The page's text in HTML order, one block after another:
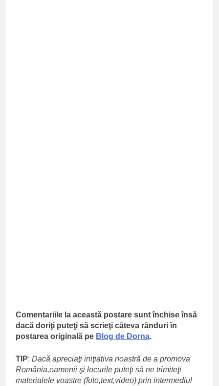
Comentariile la această postare sunt închise însă
dacă doriţi puteţi să scrieţi câteva rânduri în
postarea originală pe Blog de Dorna.
TIP: Dacă apreciaţi iniţiativa noastră de a promova
România,oamenii şi locurile puteţi să ne trimiteţi
materialele voastre (foto,text,video) prin intermediul